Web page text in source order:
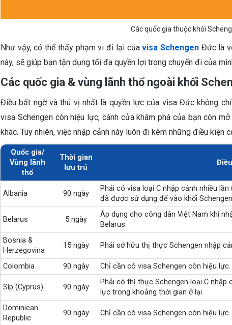
Các quốc gia thuộc khối
Như vậy, có thể thấy phạm vi đi lại củavisa SchengenĐức là
này, sẽ giúp bạn tận dụng tối đa quyền lợi trong chuyến đi của
Các quốc gia & vùng lãnh thổ ngoài khối
Điều bất ngờ và thú vị nhất là quyền lực của visa Đức không
visa Schengen còn hiệu lực, cánh cửa khám phá của bạn còn
khác. Tuy nhiên, việc nhập cảnh này luôn đi kèm những điều kiện
Quốc gia/
Vùng lãnh
thổ
Thời gian
lưu trú
Albania 90 ngày
Phải có visa loại C nhập cảnh nhiều
đã được sử dụng để vào khối
Belarus 5 ngày
Áp dụng cho công dân Việt Nam khi
Belarus.
Bosnia &
Herzegovina
15 ngày Phải sở hữu thị thực Schengen nhập
Colombia 90 ngày Chỉ cần có visa Schengen còn hiệu lực.
Síp (Cyprus) 90 ngày
Phải có thị thực Schengen loại C nhập
lực trong khoảng thời gian ở lại.
Dominican
Republic
90 ngày Chỉ cần có visa Schengen còn hiệu lực.